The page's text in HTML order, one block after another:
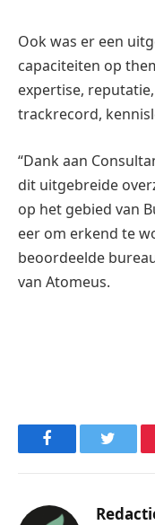
Ook was er een
capaciteiten op
expertise,
trackrecord,
“Dank aan
dit uitgebreide
op het gebied van
eer om erkend te
beoordeelde
van Atomeus.
Facebook